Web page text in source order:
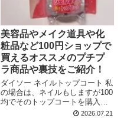
美容品やメイク道具や化
粧品など100円ショップで
買えるオススメのプチプ
ラ商品や裏技をご紹介！
ダイソー ネイルトップコート 私
の場合は、ネイルもしますが100
均でそのトップコートを購入し
たのは小物入れのラメがハゲな
2026.07.21